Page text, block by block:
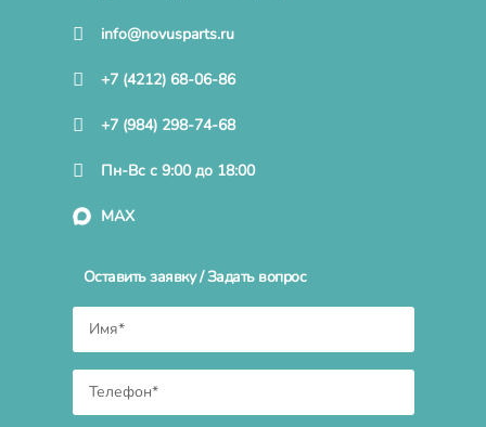
info@novusparts.ru
+7 (4212) 68-06-86
+7 (984) 298-74-68
Пн-Вс с 9:00 до 18:00
MAX
Оставить заявку / Задать вопрос